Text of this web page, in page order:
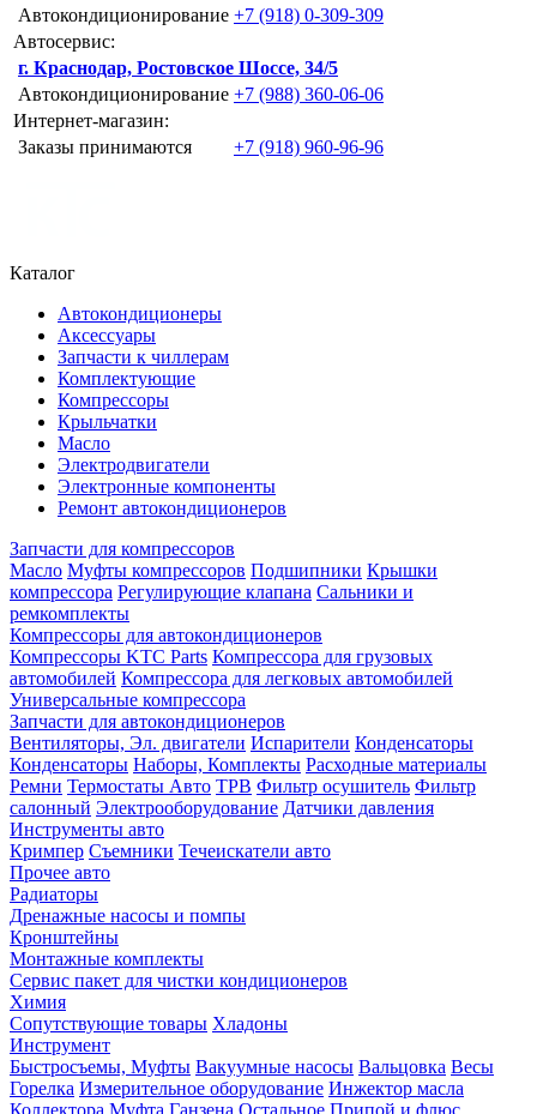
Автокондиционирование +7 (918) 0-309-309
Автосервис:
г. Краснодар, Ростовское Шоссе, 34/5
Автокондиционирование +7 (988) 360-06-06
Интернет-магазин:
Заказы принимаются
+7 (918) 960-96-96
Каталог
Автокондиционеры
Аксессуары
Запчасти к чиллерам
Комплектующие
Компрессоры
Крыльчатки
Масло
Электродвигатели
Электронные компоненты
Ремонт автокондиционеров
Запчасти для компрессоров
Масло Муфты компрессоров Подшипники Крышки
компрессора Регулирующие клапана Сальники и
ремкомплекты
Компрессоры для автокондиционеров
Компрессоры KTC Parts Компрессора для грузовых
автомобилей Компрессора для легковых автомобилей
Универсальные компрессора
Запчасти для автокондиционеров
Вентиляторы, Эл. двигатели Испарители Конденсаторы
Конденсаторы Наборы, Комплекты Расходные материалы
Ремни Термостаты Авто ТРВ Фильтр осушитель Фильтр
салонный Электрооборудование Датчики давления
Инструменты авто
Кримпер Съемники Течеискатели авто
Прочее авто
Радиаторы
Дренажные насосы и помпы
Кронштейны
Монтажные комплекты
Сервис пакет для чистки кондиционеров
Химия
Сопутствующие товары Хладоны
Инструмент
Быстросъемы, Муфты Вакуумные насосы Вальцовка Весы
Горелка Измерительное оборудование Инжектор масла
Коллектора Муфта Ганзена Остальное Припой и флюс